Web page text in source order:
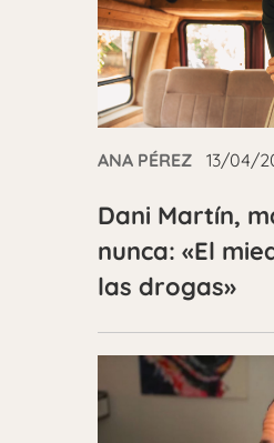
ANA PÉREZ 13/04/
Dani Martín,
nunca: «El
las drogas»